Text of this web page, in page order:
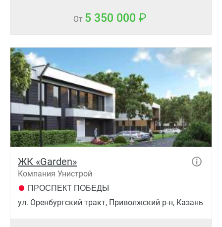
От 5 350 000
ЖК «Garden»
Компания Унистрой
ПРОСПЕКТ ПОБЕДЫ
ул. Оренбургский тракт, Приволжский р-н, Казань